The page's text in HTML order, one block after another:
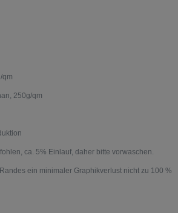
qm
250g/qm
ca. 5% Einlauf, daher bitte vorwaschen.
ein minimaler Graphikverlust nicht zu 100 %